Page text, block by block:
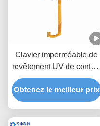
Clavier imperméable de
revêtement UV de contact
du vert LED de contact à
membrane de Fpc de
circuit
Obtenez le meilleur prix